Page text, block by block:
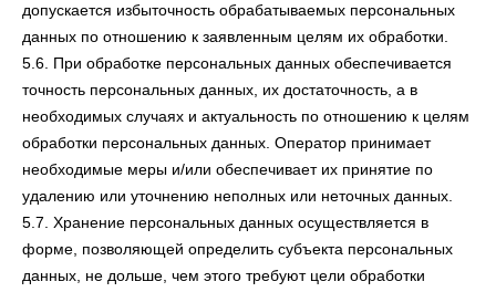
допускается избыточность обрабатываемых персональных
данных по отношению к заявленным целям их обработки.
5.6. При обработке персональных данных обеспечивается
точность персональных данных, их достаточность, а в
необходимых случаях и актуальность по отношению к целям
обработки персональных данных. Оператор принимает
необходимые меры и/или обеспечивает их принятие по
удалению или уточнению неполных или неточных данных.
5.7. Хранение персональных данных осуществляется в
форме, позволяющей определить субъекта персональных
данных, не дольше, чем этого требуют цели обработки